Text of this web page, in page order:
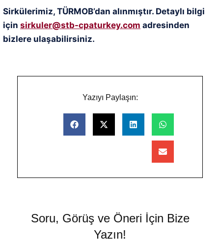
Sirkülerimiz, TÜRMOB’dan alınmıştır. Detaylı bilgi
için sirkuler@stb-cpaturkey.com adresinden
bizlere ulaşabilirsiniz.
Yazıyı Paylaşın:
Soru, Görüş ve Öneri İçin Bize
Yazın!